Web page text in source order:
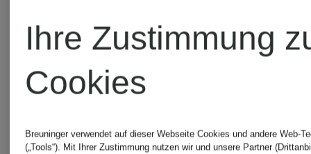
Brautmutterkleider
für Damen
Cocktailkleider
Ihre Zustimmung
Cookies
Breuninger verwendet auf dieser Webseite Cookies und andere Web-
(„Tools“). Mit Ihrer Zustimmung nutzen wir und unsere Partner